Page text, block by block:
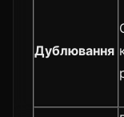
Дублювання